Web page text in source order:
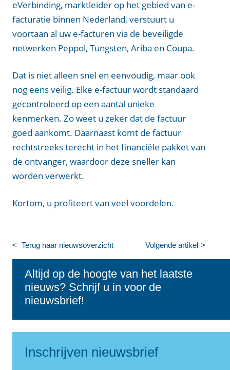
eVerbinding, marktleider op het gebied van e-
facturatie binnen Nederland, verstuurt u
voortaan al uw e-facturen via de beveiligde
netwerken Peppol, Tungsten, Ariba en Coupa.
Dat is niet alleen snel en eenvoudig, maar ook
nog eens veilig. Elke e-factuur wordt standaard
gecontroleerd op een aantal unieke
kenmerken. Zo weet u zeker dat de factuur
goed aankomt. Daarnaast komt de factuur
rechtstreeks terecht in het financiële pakket van
de ontvanger, waardoor deze sneller kan
worden verwerkt.
Kortom, u profiteert van veel voordelen.
Terug naar nieuwsoverzicht Volgende artikel
Altijd op de hoogte van het laatste
nieuws? Schrijf u in voor de
nieuwsbrief!
Inschrijven nieuwsbrief